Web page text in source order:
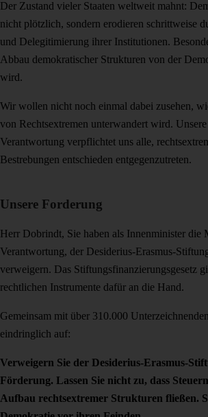
Der Zustand vieler Staaten weltweit mahnt:
nicht plötzlich, sondern erodieren schrittweise
und Delegitimierung ihrer Institutionen.
Abbau demokratischer Strukturen von der
wird.
Wir wollen nicht noch einmal dabei zusehen,
von Rechtsextremen unterwandert wird.
Verantwortung verpflichtet uns alle,
Bestrebungen entschieden entgegenzutreten.
Unsere Forderung
Herr Dobrindt, Sie haben als Innenminister die
Verantwortung, der Desiderius-Erasmus-
verweigern. Das Stiftungsfinanzierungsgesetz
rechtlichen Instrumente dafür an die Hand.
Gemeinsam mit über 310.000
eindringlich auf:
Verweigern Sie der Desiderius-Erasmus-
Förderung. Lassen Sie nicht zu, dass
Aufbau rechtsextremer Strukturen fließen.